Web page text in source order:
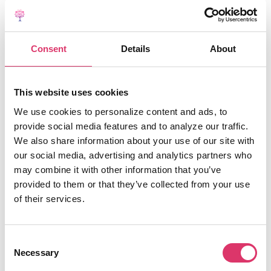
Consent Details About
This website uses cookies
We use cookies to personalize content and ads, to
provide social media features and to analyze our traffic.
We also share information about your use of our site with
our social media, advertising and analytics partners who
may combine it with other information that you’ve
provided to them or that they’ve collected from your use
of their services.
Selection
Necessary
Lorsque vous répondez à l'e-mail d'un
automatiquement des suggestions
pour la réponse par e-mail. Cela nous
permet derépondre à l'e-mail en
quelques secondesdans certains cas.
Résultats
Après avoir implémenté la solution EmailTree dans